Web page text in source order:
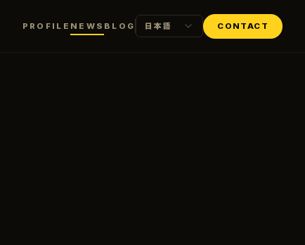
PROFILE NEWS BLOG 日本語 CONTACT